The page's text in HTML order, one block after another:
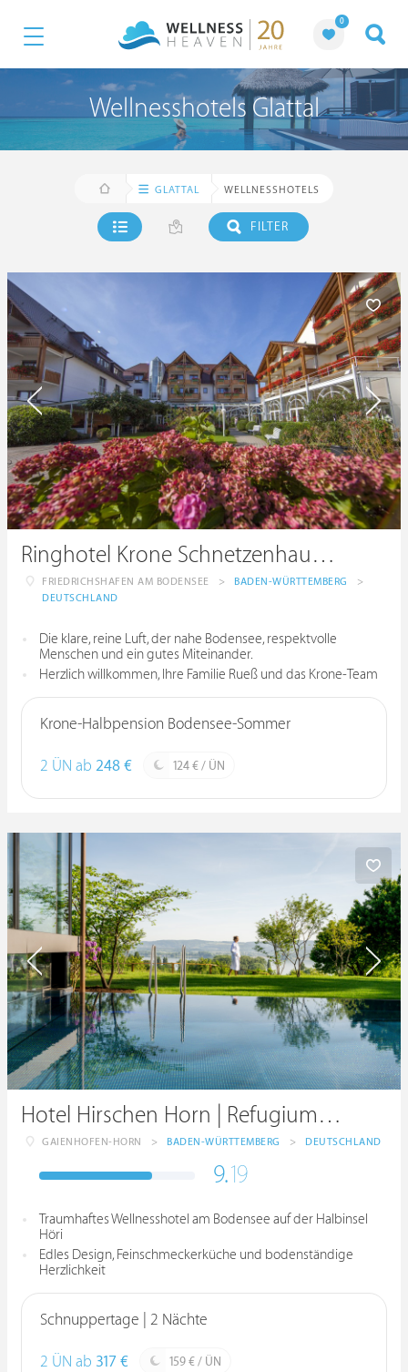
0
Wellnesshotels Glattal
GLATTAL WELLNESSHOTELS
FILTER
Ringhotel Krone Schnetzenhausen
FRIEDRICHSHAFEN AM BODENSEE > BADEN-WÜRTTEMBERG
>
DEUTSCHLAND
Die klare, reine Luft, der nahe Bodensee, respektvolle
Menschen und ein gutes Miteinander.
Herzlich willkommen, Ihre Familie Rueß und das Krone-Team
Krone-Halbpension Bodensee-Sommer
2 ÜN ab 248 € 124 € / ÜN
Hotel Hirschen Horn | Refugium am See
GAIENHOFEN-HORN > BADEN-WÜRTTEMBERG > DEUTSCHLAND
9.19
Traumhaftes Wellnesshotel am Bodensee auf der Halbinsel
Höri
Edles Design, Feinschmeckerküche und bodenständige
Herzlichkeit
Schnuppertage | 2 Nächte
2 ÜN ab 317 € 159 € / ÜN